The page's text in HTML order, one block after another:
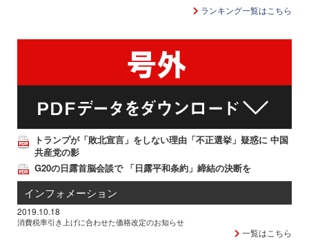
ランキング一覧はこちら
トランプが「敗北宣言」をしない理由「不正選挙」疑惑に 中国
共産党の影
G20の日露首脳会談で 「日露平和条約」締結の決断を
インフォメーション
2019.10.18
消費税率引き上げに合わせた価格改定のお知らせ
一覧はこちら